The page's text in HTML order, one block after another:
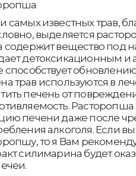
самых известных трав,
выделяется
содержит вещество под
детоксикационным и
способствует
трав используются в
печень от
печени даже после
алкоголя. Если
то я Вам
силимарина будет